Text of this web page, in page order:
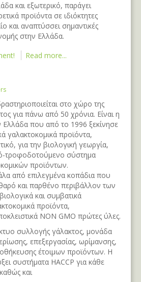
και εξωτερικό, παράγει
προϊόντα σε ιδιόκτητες
και αναπτύσσει σημαντικές
στην Ελλάδα.
Read more...
στο χώρο της
για πάνω από 50 χρόνια. Είναι η
Ελλάδα που από το 1996 ξεκίνησε
γαλακτοκομικά προϊόντα,
για την βιολογική γεωργία,
τροφοδοτούμενο σύστημα
προϊόντων.
από επιλεγμένα κοπάδια που
και παρθένο περιβάλλον των
και συμβατικά
προϊόντα,
NON GMO πρώτες ύλες.
συλλογής γάλακτος, μονάδα
επεξεργασίας, ωρίμανσης,
έτοιμων προϊόντων. Η
συστήματα HACCP για κάθε
και